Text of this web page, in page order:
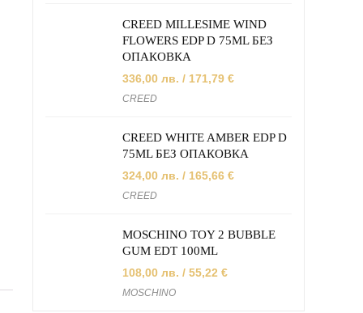
CREED MILLESIME WIND
FLOWERS EDP D 75ML БЕЗ
ОПАКОВКА
336,00 лв. / 171,79 €
CREED
CREED WHITE AMBER EDP D
75ML БЕЗ ОПАКОВКА
324,00 лв. / 165,66 €
CREED
MOSCHINO TOY 2 BUBBLE
GUM EDT 100ML
108,00 лв. / 55,22 €
MOSCHINO